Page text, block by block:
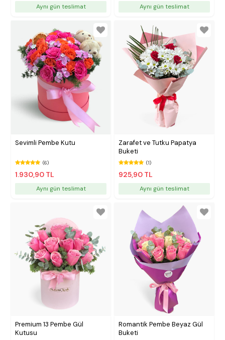
Aynı gün teslimat Aynı gün teslimat
Sevimli Pembe Kutu
(6)
1.930,90 TL
Aynı gün teslimat
Zarafet ve Tutku Papatya
Buketi
(1)
925,90 TL
Aynı gün teslimat
Premium 13 Pembe Gül
Kutusu
Romantik Pembe Beyaz Gül
Buketi